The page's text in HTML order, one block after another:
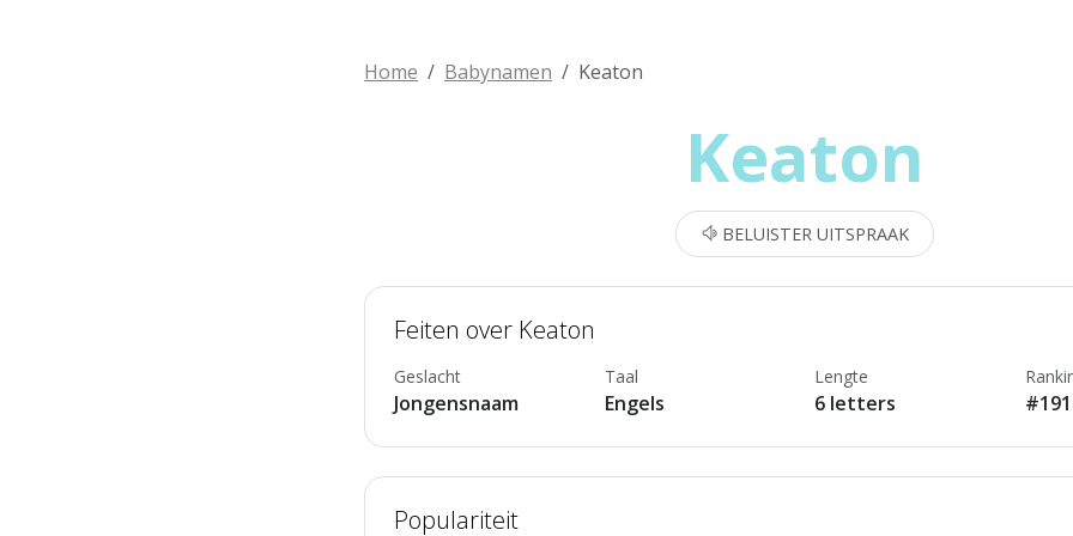
Home Babynamen Keaton
Keaton
BELUISTER UITSPRAAK
Feiten over Keaton
Geslacht
Jongensnaam
Taal
Engels
Lengte
6 letters
Populariteit